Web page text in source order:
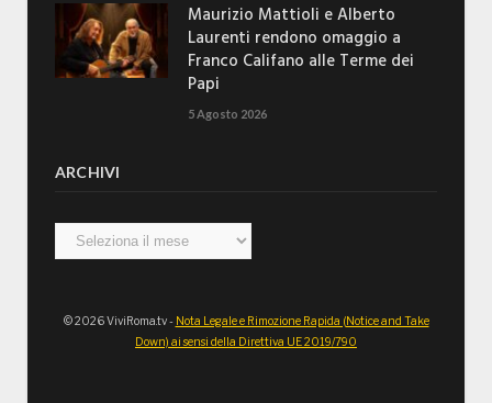
Maurizio Mattioli e Alberto
Laurenti rendono omaggio a
Franco Califano alle Terme dei
Papi
5 Agosto 2026
ARCHIVI
Archivi
© 2026 ViviRoma.tv - Nota Legale e Rimozione Rapida (Notice and Take
Down) ai sensi della Direttiva UE 2019/790